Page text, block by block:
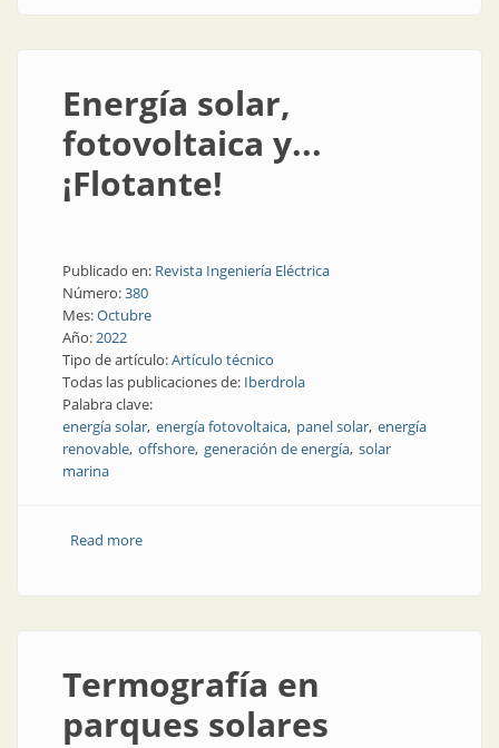
Energía solar,
fotovoltaica y...
¡Flotante!
Publicado en: Revista Ingeniería Eléctrica
Número:380
Mes:Octubre
Año:2022
Tipo de artículo:Artículo técnico
Todas las publicaciones de: Iberdrola
Palabra clave:
energía solar energía fotovoltaica panel solar energía
renovable offshore generación de energía solar
marina
Read moreabout Energía solar, fotovoltaica y... ¡Flotante!
Termografía en
parques solares